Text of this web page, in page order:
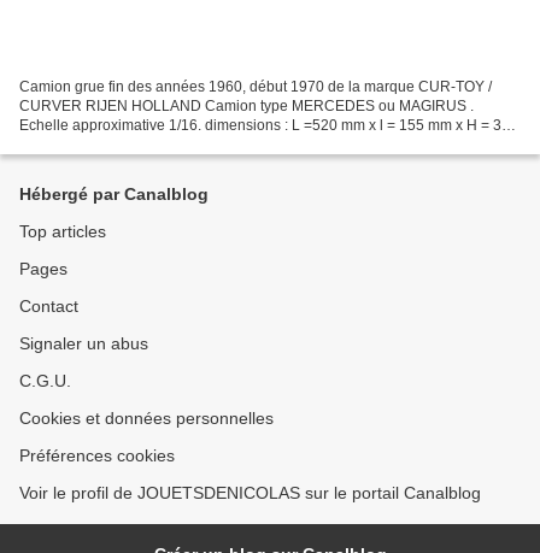
Camion grue fin des années 1960, début 1970 de la marque CUR-TOY /
CURVER RIJEN HOLLAND Camion type MERCEDES ou MAGIRUS .
Echelle approximative 1/16. dimensions : L =520 mm x l = 155 mm x H = 300
Hébergé par Canalblog
Top articles
Pages
Contact
Signaler un abus
C.G.U.
Cookies et données personnelles
Préférences cookies
Voir le profil de JOUETSDENICOLAS sur le portail Canalblog